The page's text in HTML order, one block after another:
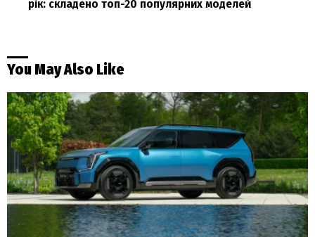
рік: складено топ-20 популярних моделей
You May Also Like